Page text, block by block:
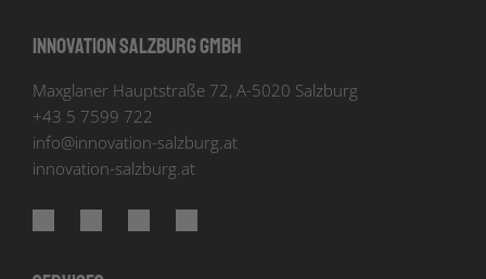
Innovation Salzburg GmbH
Maxglaner Hauptstraße 72, A-5020 Salzburg
+43 5 7599 722
info@innovation-salzburg.at
innovation-salzburg.at